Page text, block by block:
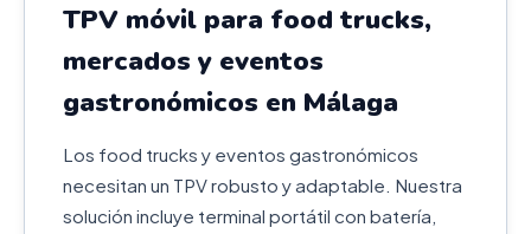
TPV móvil para food trucks,
mercados y eventos
gastronómicos en Málaga
Los food trucks y eventos gastronómicos
necesitan un TPV robusto y adaptable. Nuestra
solución incluye terminal portátil con batería,